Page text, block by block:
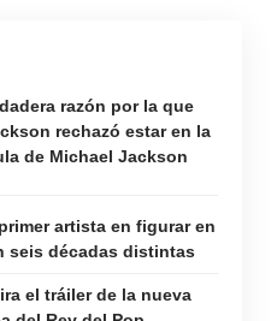
razón por la que
rechazó estar en la
de Michael Jackson
artista en figurar en
seis décadas distintas
el tráiler de la nueva